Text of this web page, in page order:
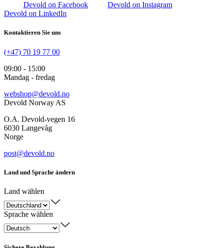
Devold on Facebook
Devold on Instagram
Devold on LinkedIn
Kontaktieren Sie uns
(+47) 70 19 77 00
09:00 - 15:00
Mandag - fredag
webshop@devold.no
Devold Norway AS
O.A. Devold-vegen 16
6030 Langevåg
Norge
post@devold.no
Land und Sprache ändern
Land wählen
Sprache wählen